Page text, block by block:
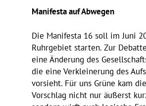
Mani­festa auf Abwegen
Die Mani­festa 16 soll im Juni
Ruhr­ge­biet starten. Zur
eine Ände­rung des
die eine Verklei­ne­rung des
vorsieht. Für uns Grüne kam
Vorschlag nicht nur äußerst